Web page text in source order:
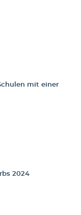
mit einer
2024